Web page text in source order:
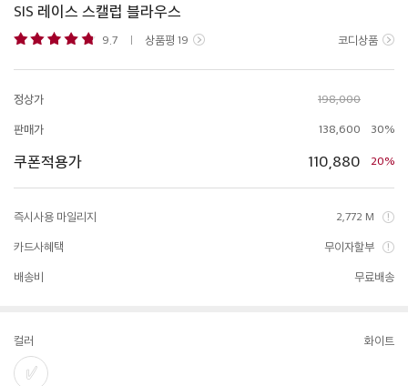
SIS 레이스 스캘럽 블라우스
9.7 상품평 19 코디상품
정상가 198,000
판매가 138,600 30%
쿠폰적용가 110,880 20%
즉시사용 마일리지 2,772 M
카드사혜택 무이자할부
배송비 무료배송
컬러 화이트